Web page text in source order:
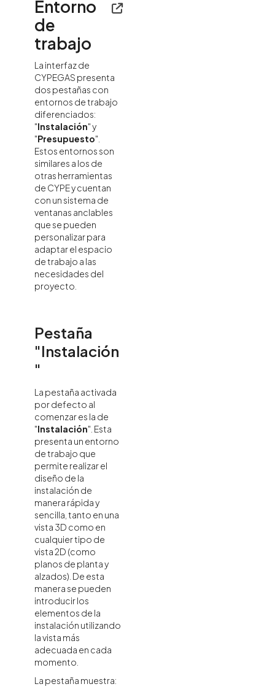
Entorno
de
trabajo
La interfaz de
CYPEGAS presenta
dos pestañas con
entornos de trabajo
diferenciados:
"Instalación" y
"Presupuesto".
Estos entornos son
similares a los de
otras herramientas
de CYPE y cuentan
con un sistema de
ventanas anclables
que se pueden
personalizar para
adaptar el espacio
de trabajo a las
necesidades del
proyecto.
Pestaña
"Instalación
"
La pestaña activada
por defecto al
comenzar es la de
"Instalación". Esta
presenta un entorno
de trabajo que
permite realizar el
diseño de la
instalación de
manera rápida y
sencilla, tanto en una
vista 3D como en
cualquier tipo de
vista 2D (como
planos de planta y
alzados). De esta
manera se pueden
introducir los
elementos de la
instalación utilizando
la vista más
adecuada en cada
momento.
La pestaña muestra: